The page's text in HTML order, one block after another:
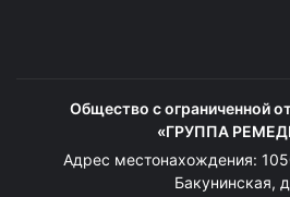
Общество с ограниченной
«ГРУППА
Адрес местонахождения:
Бакунинская,